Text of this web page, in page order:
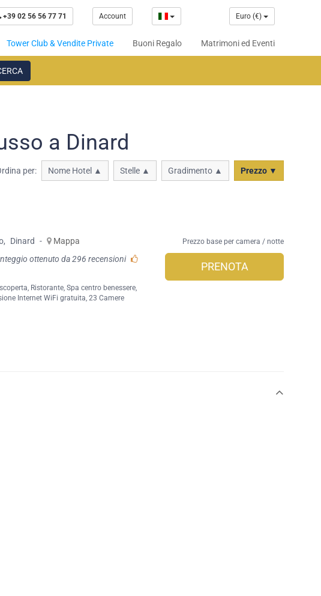
+39 02 56 56 77 71 Account Euro (€)
Tower Club & Vendite Private Buoni Regalo Matrimoni ed Eventi
a Dinard
per: Nome Hotel ▲ Stelle ▲ Gradimento ▲ Prezzo ▼
, Dinard -
Mappa
ottenuto da 296 recensioni
, Ristorante,Spa centro benessere,
Internet WiFi gratuita, 23 Camere
Prezzo base per camera / notte
PRENOTA